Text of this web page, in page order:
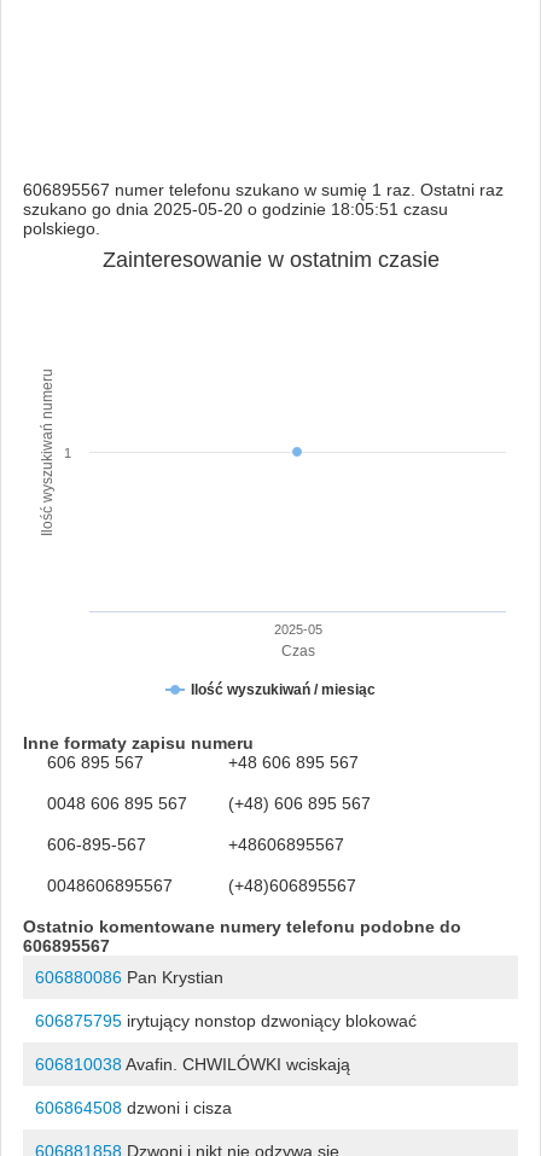
606895567 numer telefonu szukano w sumię 1 raz. Ostatni raz
szukano go dnia 2025-05-20 o godzinie 18:05:51 czasu
polskiego.
Czas
Ilość wyszukiwań numeru
Zainteresowanie w ostatnim czasie
Ilość wyszukiwań / miesiąc
2025-05
1
Inne formaty zapisu numeru
606 895 567
+48 606 895 567
0048 606 895 567 (+48) 606 895 567
606-895-567 +48606895567
0048606895567 (+48)606895567
Ostatnio komentowane numery telefonu podobne do
606895567
606880086Pan Krystian
606875795irytujący nonstop dzwoniący blokować
606810038Avafin. CHWILÓWKI wciskają
606864508dzwoni i cisza
606881858Dzwoni i nikt nie odzywa się.